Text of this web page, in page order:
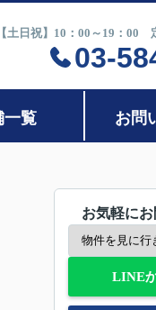
土日祝】10：00～19：00
03-
一覧 お問
お気軽に
LINE